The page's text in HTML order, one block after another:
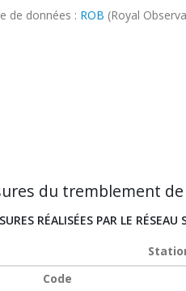
de données : ROB (Royal
du tremblement
RÉALISÉES PAR LE RÉSEAU
Code